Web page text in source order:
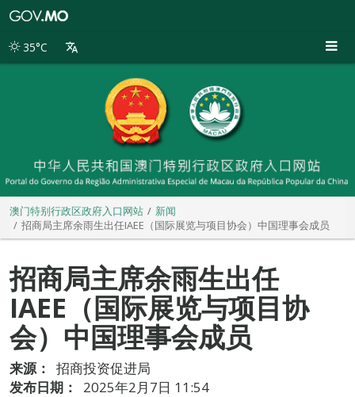
别
35°C
澳门特别行政区政府入口网站
新闻
招商局主席余雨生出任IAEE（国际展览与项目协会）中国理事会成员
招商局主席余雨生出任
IAEE（国际展览与项目协
会）中国理事会成员
来源：
招商投资促进局
发布日期：
2025年2月7日 11:54